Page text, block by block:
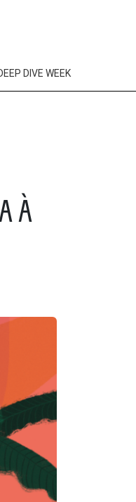
DIVE WEEK
À